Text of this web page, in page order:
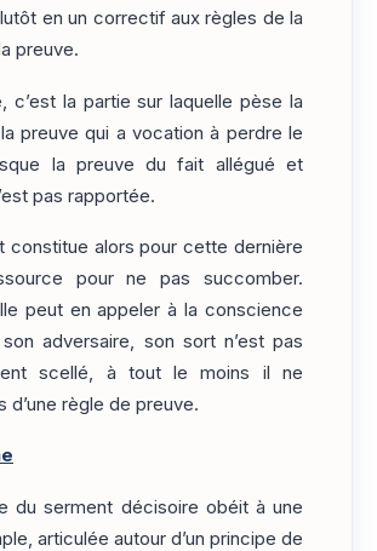
en un correctif aux règles de la
preuve.
c’est la partie sur laquelle pèse la
preuve qui a vocation à perdre le
la preuve du fait allégué et
pas rapportée.
constitue alors pour cette dernière
pour ne pas succomber.
peut en appeler à la conscience
adversaire, son sort n’est pas
scellé, à tout le moins il ne
d’une règle de preuve.
du serment décisoire obéit à une
articulée autour d’un principe de